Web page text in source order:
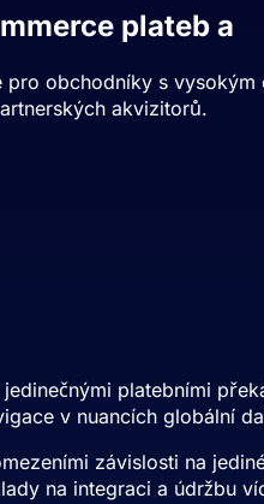
plateb a
obchodníky s
akvizitorů.
platebními
v nuancích globální
závislosti na
na integraci a údržbu